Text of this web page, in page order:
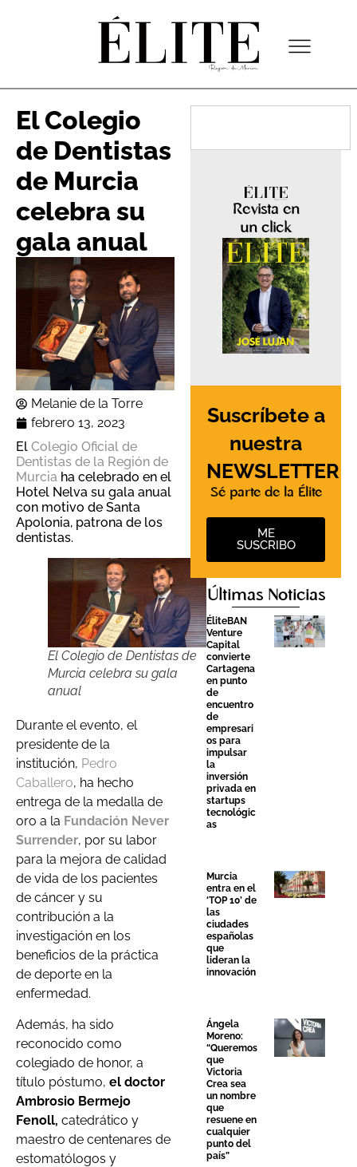
El Colegio
de Dentistas
de Murcia
celebra su
gala anual
Melanie de la Torre
febrero 13, 2023
El Colegio Oficial de
Dentistas de la Región de
Murcia ha celebrado en el
Hotel Nelva su gala anual
con motivo de Santa
Apolonia, patrona de los
dentistas.
El Colegio de Dentistas de
Murcia celebra su gala
anual
Durante el evento, el
presidente de la
institución, Pedro
Caballero, ha hecho
entrega de la medalla de
oro a la Fundación Never
Surrender, por su labor
para la mejora de calidad
de vida de los pacientes
de cáncer y su
contribución a la
investigación en los
beneficios de la práctica
de deporte en la
enfermedad.
Además, ha sido
reconocido como
colegiado de honor, a
título póstumo, el doctor
Ambrosio Bermejo
Fenoll, catedrático y
maestro de centenares de
estomatólogos y
Revista en
un click
Suscríbete a
nuestra
NEWSLETTER
Sé parte de la Élite
ME
SUSCRIBO
Últimas Noticias
ÉliteBAN
Venture
Capital
convierte
Cartagena
en punto
de
encuentro
de
empresari
os para
impulsar
la
inversión
privada en
startups
tecnológic
as
Murcia
entra en el
‘TOP 10’ de
las
ciudades
españolas
que
lideran la
innovación
Ángela
Moreno:
“Queremos
que
Victoria
Crea sea
un nombre
que
resuene en
cualquier
punto del
país”